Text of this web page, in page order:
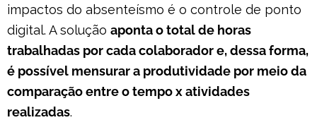
impactos do absenteísmo é o controle de ponto
digital. A solução aponta o total de horas
trabalhadas por cada colaborador e, dessa forma,
é possível mensurar a produtividade por meio da
comparação entre o tempo x atividades
realizadas.